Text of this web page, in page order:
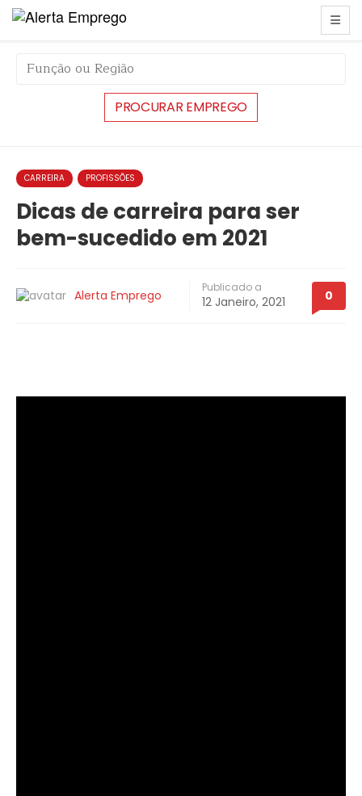
string(6) "#32866"
CARREIRA PROFISSÕES
Dicas de carreira para ser
bem-sucedido em 2021
Alerta Emprego
Publicado a
12 Janeiro, 2021 0